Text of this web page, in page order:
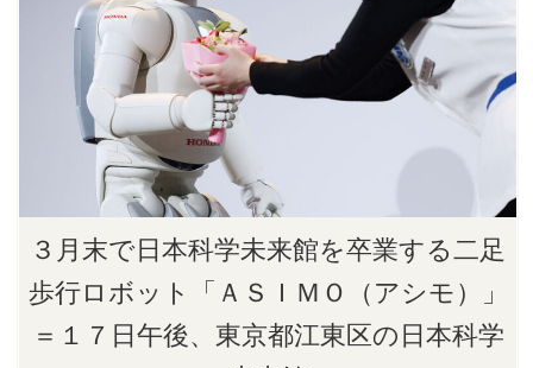
３月末で日本科学未来館を卒業する二足
歩行ロボット「ＡＳＩＭＯ（アシモ）」
＝１７日午後、東京都江東区の日本科学